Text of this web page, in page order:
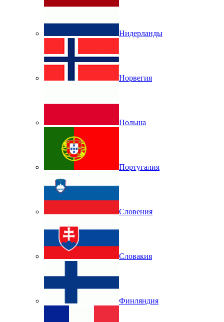
Нидерланды
Норвегия
Польша
Португалия
Словения
Словакия
Финляндия